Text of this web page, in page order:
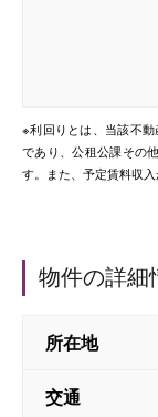
※利回りとは、当該不
であり、公租公課その
す。また、予定賃料収
物件の詳細
所在地
交通